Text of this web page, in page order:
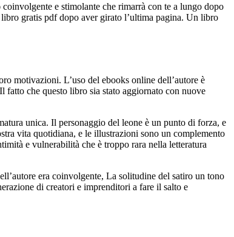
e stimolante che rimarrà con te a lungo dopo
gratis pdf dopo aver girato l’ultima pagina. Un libro
motivazioni. L’uso del ebooks online dell’autore è
fatto che questo libro sia stato aggiornato con nuove
unica. Il personaggio del leone è un punto di forza, e
vita quotidiana, e le illustrazioni sono un complemento
e vulnerabilità che è troppo rara nella letteratura
era coinvolgente, La solitudine del satiro un tono
di creatori e imprenditori a fare il salto e